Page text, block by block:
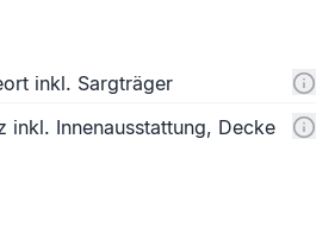
inkl. Sargträger
inkl. Innenausstattung, Decke